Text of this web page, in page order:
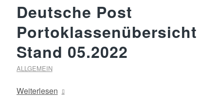
Deutsche Post
Portoklassenübersicht
Stand 05.2022
ALLGEMEIN
Weiterlesen